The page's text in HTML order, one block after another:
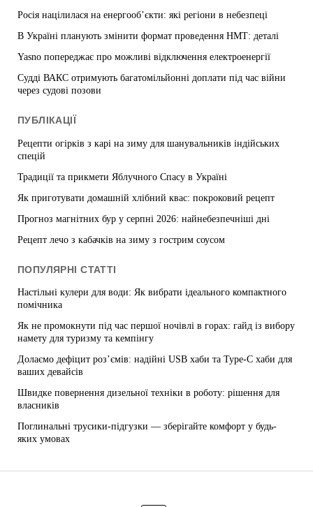
Росія націлилася на енергооб’єкти: які регіони в небезпеці
В Україні планують змінити формат проведення НМТ: деталі
Yasno попереджає про можливі відключення електроенергії
Судді ВАКС отримують багатомільйонні доплати під час війни
через судові позови
ПУБЛІКАЦІЇ
Рецепти огірків з карі на зиму для шанувальників індійських
спецій
Традиції та прикмети Яблучного Спасу в Україні
Як приготувати домашній хлібний квас: покроковий рецепт
Прогноз магнітних бур у серпні 2026: найнебезпечніші дні
Рецепт лечо з кабачків на зиму з гострим соусом
ПОПУЛЯРНІ СТАТТІ
Настільні кулери для води: Як вибрати ідеального компактного
помічника
Як не промокнути під час першої ночівлі в горах: гайд із вибору
намету для туризму та кемпінгу
Долаємо дефіцит роз’ємів: надійні USB хаби та Type-C хаби для
ваших девайсів
Швидке повернення дизельної техніки в роботу: рішення для
власників
Поглинальні трусики-підгузки — зберігайте комфорт у будь-
яких умовах